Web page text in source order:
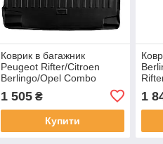
Коврик в багажник
Peugeot Rifter/Citroen
Berlingo/Opel Combo
2018-, с бортом,
полиуретан, Stingray
1 505₴
Купити
1